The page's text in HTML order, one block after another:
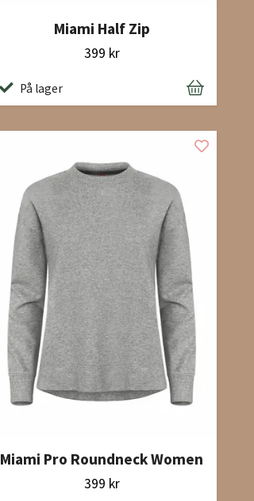
Miami Half Zip
399 kr
På lager
Miami Pro Roundneck Women
399 kr